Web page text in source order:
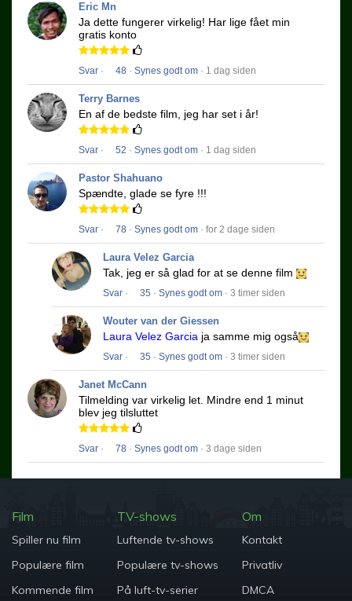
Eric Mn
Ja dette fungerer virkelig! Har lige fået min
gratis konto
Svar · 48 · Synes godt om · 1 dag siden
Terry Barnes
En af de bedste film, jeg har set i år!
Svar · 52 · Synes godt om · 1 dag siden
Pastor Shahuano
Spændte, glade se fyre !!!
Svar · 78 · Synes godt om · for 2 dage siden
Laura Velez Garcia
Tak, jeg er så glad for at se denne film
Svar · 35 · Synes godt om · 3 timer siden
Wouter van der Giessen
Laura Velez Garcia ja samme mig også
Svar · 35 · Synes godt om · 3 timer siden
Janet McCann
Tilmelding var virkelig let. Mindre end 1 minut
blev jeg tilsluttet
Svar · 78 · Synes godt om · 3 dage siden
Film
Spiller nu film
Populære film
Kommende film
TV-shows
Luftende tv-shows
Populære tv-shows
På luft-tv-serier
Om
Kontakt
Privatliv
DMCA